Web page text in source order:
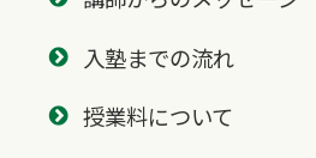
入塾までの流れ
授業料について